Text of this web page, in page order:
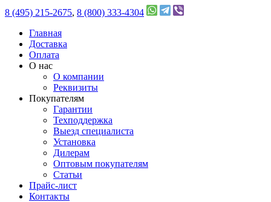
8 (495) 215-2675, 8 (800) 333-4304
Главная
Доставка
Оплата
О нас
О компании
Реквизиты
Покупателям
Гарантии
Техподдержка
Выезд специалиста
Установка
Дилерам
Оптовым покупателям
Статьи
Прайс-лист
Контакты